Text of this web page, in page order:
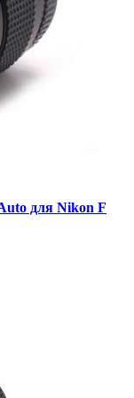
для Nikon F